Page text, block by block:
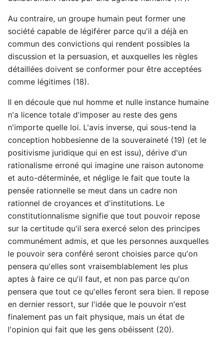
Au contraire, un groupe humain peut former une
société capable de légiférer parce qu'il a déjà en
commun des convictions qui rendent possibles la
discussion et la persuasion, et auxquelles les règles
détaillées doivent se conformer pour être acceptées
comme légitimes (18).
Il en découle que nul homme et nulle instance humaine
n'a licence totale d'imposer au reste des gens
n'importe quelle loi. L'avis inverse, qui sous-tend la
conception hobbesienne de la souveraineté (19) (et le
positivisme juridique qui en est issu), dérive d'un
rationalisme erroné qui imagine une raison autonome
et auto-déterminée, et néglige le fait que toute la
pensée rationnelle se meut dans un cadre non
rationnel de croyances et d'institutions. Le
constitutionnalisme signifie que tout pouvoir repose
sur la certitude qu'il sera exercé selon des principes
communément admis, et que les personnes auxquelles
le pouvoir sera conféré seront choisies parce qu'on
pensera qu'elles sont vraisemblablement les plus
aptes à faire ce qu'il faut, et non pas parce qu'on
pensera que tout ce qu'elles feront sera bien. Il repose
en dernier ressort, sur l'idée que le pouvoir n'est
finalement pas un fait physique, mais un état de
l'opinion qui fait que les gens obéissent (20).